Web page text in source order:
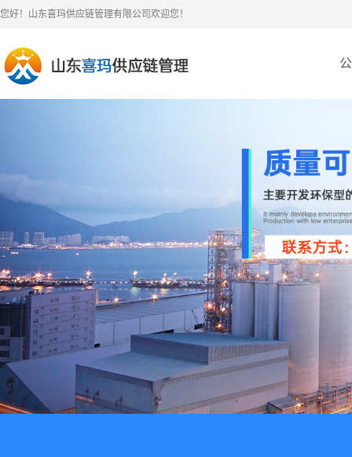
您好！山东喜玛供应链管理有限公司欢迎您！